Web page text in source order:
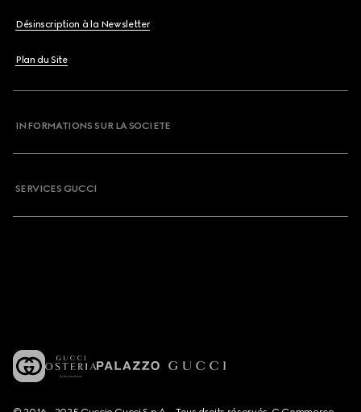
Désinscription à la Newsletter
Plan du Site
INFORMATIONS SUR LA SOCIETE
SERVICES GUCCI